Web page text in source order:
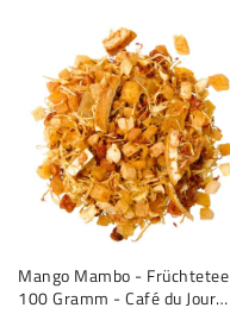
Mango Mambo - Früchtetee
100 Gramm - Café du Jour